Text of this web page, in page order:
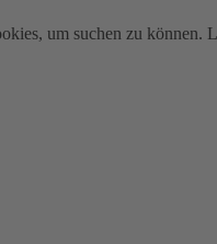
um suchen zu können.